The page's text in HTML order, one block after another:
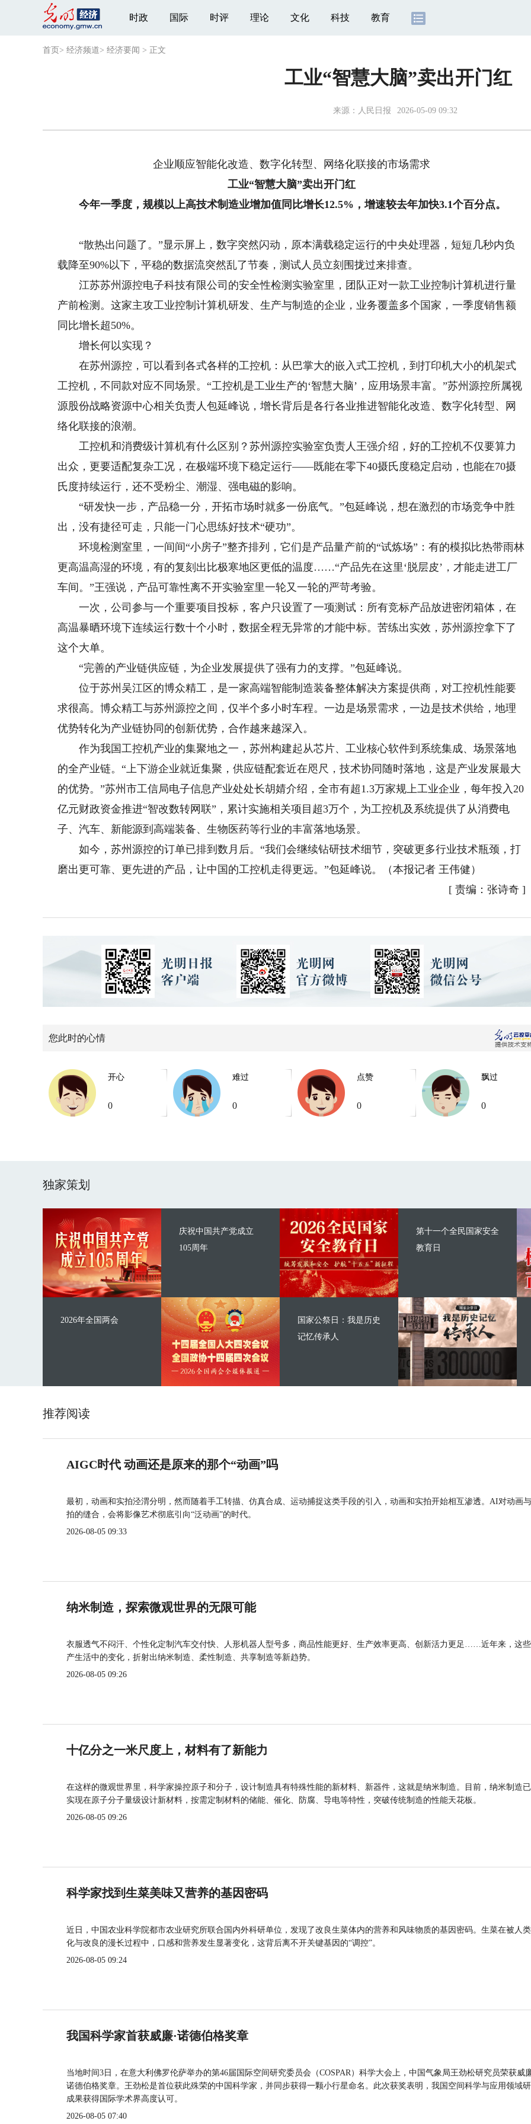
时政 国际 时评 理论 文化 科技 教育
首页 > 经济频道> 经济要闻 > 正文
工业“智慧大脑”卖出开门红
来源： 人民日报 2026-05-09 09:32
企业顺应智能化改造、数字化转型、网络化联接的市场需求
工业“智慧大脑”卖出开门红
今年一季度，规模以上高技术制造业增加值同比增长12.5%，增速较去年加快3.1个百分点。
“散热出问题了。”显示屏上，数字突然闪动，原本满载稳定运行的中央处理器，短短几秒内负
载降至90%以下，平稳的数据流突然乱了节奏，测试人员立刻围拢过来排查。
江苏苏州源控电子科技有限公司的安全性检测实验室里，团队正对一款工业控制计算机进行量
产前检测。这家主攻工业控制计算机研发、生产与制造的企业，业务覆盖多个国家，一季度销售额
同比增长超50%。
增长何以实现？
在苏州源控，可以看到各式各样的工控机：从巴掌大的嵌入式工控机，到打印机大小的机架式
工控机，不同款对应不同场景。“工控机是工业生产的‘智慧大脑’，应用场景丰富。”苏州源控所属视
源股份战略资源中心相关负责人包延峰说，增长背后是各行各业推进智能化改造、数字化转型、网
络化联接的浪潮。
工控机和消费级计算机有什么区别？苏州源控实验室负责人王强介绍，好的工控机不仅要算力
出众，更要适配复杂工况，在极端环境下稳定运行——既能在零下40摄氏度稳定启动，也能在70摄
氏度持续运行，还不受粉尘、潮湿、强电磁的影响。
“研发快一步，产品稳一分，开拓市场时就多一份底气。”包延峰说，想在激烈的市场竞争中胜
出，没有捷径可走，只能一门心思练好技术“硬功”。
环境检测室里，一间间“小房子”整齐排列，它们是产品量产前的“试炼场”：有的模拟比热带雨林
更高温高湿的环境，有的复刻出比极寒地区更低的温度……“产品先在这里‘脱层皮’，才能走进工厂
车间。”王强说，产品可靠性离不开实验室里一轮又一轮的严苛考验。
一次，公司参与一个重要项目投标，客户只设置了一项测试：所有竞标产品放进密闭箱体，在
高温暴晒环境下连续运行数十个小时，数据全程无异常的才能中标。苦练出实效，苏州源控拿下了
这个大单。
“完善的产业链供应链，为企业发展提供了强有力的支撑。”包延峰说。
位于苏州吴江区的博众精工，是一家高端智能制造装备整体解决方案提供商，对工控机性能要
求很高。博众精工与苏州源控之间，仅半个多小时车程。一边是场景需求，一边是技术供给，地理
优势转化为产业链协同的创新优势，合作越来越深入。
作为我国工控机产业的集聚地之一，苏州构建起从芯片、工业核心软件到系统集成、场景落地
的全产业链。“上下游企业就近集聚，供应链配套近在咫尺，技术协同随时落地，这是产业发展最大
的优势。”苏州市工信局电子信息产业处处长胡婧介绍，全市有超1.3万家规上工业企业，每年投入20
亿元财政资金推进“智改数转网联”，累计实施相关项目超3万个，为工控机及系统提供了从消费电
子、汽车、新能源到高端装备、生物医药等行业的丰富落地场景。
如今，苏州源控的订单已排到数月后。“我们会继续钻研技术细节，突破更多行业技术瓶颈，打
磨出更可靠、更先进的产品，让中国的工控机走得更远。”包延峰说。（本报记者 王伟健）
[ 责编：张诗奇 ]
您此时的心情
开心
0
难过
0
点赞
0
飘过
0
独家策划
庆祝中国共产党成立
105周年
2026年全国两会
第十一个全民国家安全
教育日
国家公祭日：我是历史
记忆传承人
推荐阅读
AIGC时代 动画还是原来的那个“动画”吗
最初，动画和实拍泾渭分明，然而随着手工转描、仿真合成、运动捕捉这类手段的引入，动画和实拍开始相互渗透。AI对动画
拍的缝合，会将影像艺术彻底引向“泛动画”的时代。
2026-08-05 09:33
纳米制造，探索微观世界的无限可能
衣服透气不闷汗、个性化定制汽车交付快、人形机器人型号多，商品性能更好、生产效率更高、创新活力更足……近年来，这
产生活中的变化，折射出纳米制造、柔性制造、共享制造等新趋势。
2026-08-05 09:26
十亿分之一米尺度上，材料有了新能力
在这样的微观世界里，科学家操控原子和分子，设计制造具有特殊性能的新材料、新器件，这就是纳米制造。目前，纳米制造
实现在原子分子量级设计新材料，按需定制材料的储能、催化、防腐、导电等特性，突破传统制造的性能天花板。
2026-08-05 09:26
科学家找到生菜美味又营养的基因密码
近日，中国农业科学院都市农业研究所联合国内外科研单位，发现了改良生菜体内的营养和风味物质的基因密码。生菜在被人
化与改良的漫长过程中，口感和营养发生显著变化，这背后离不开关键基因的“调控”。
2026-08-05 09:24
我国科学家首获威廉·诺德伯格奖章
当地时间3日，在意大利佛罗伦萨举办的第46届国际空间研究委员会（COSPAR）科学大会上，中国气象局王劲松研究员荣获威
诺德伯格奖章。王劲松是首位获此殊荣的中国科学家，并同步获得一颗小行星命名。此次获奖表明，我国空间科学与应用领域
成果获得国际学术界高度认可。
2026-08-05 07:40